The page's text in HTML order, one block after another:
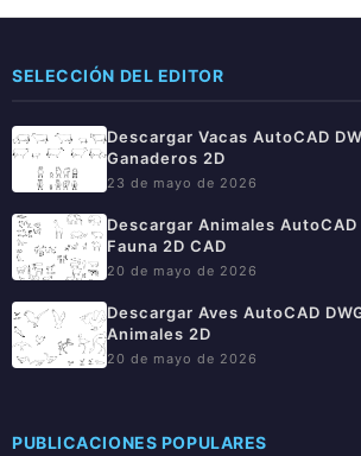
SELECCIÓN DEL EDITOR
Descargar Vacas AutoCAD
Ganaderos 2D
23 de mayo de 2026
Descargar Animales AutoCAD
Fauna 2D CAD
20 de mayo de 2026
Descargar Aves AutoCAD
Animales 2D
20 de mayo de 2026
PUBLICACIONES POPULARES